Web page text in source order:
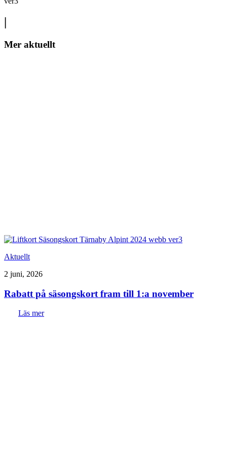
Mer aktuellt
Aktuellt
2 juni, 2026
Rabatt på säsongskort fram till 1:a november
Läs mer